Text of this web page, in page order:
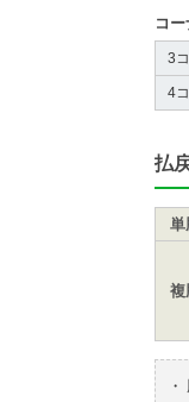
コ
3
4
払
単
複
・